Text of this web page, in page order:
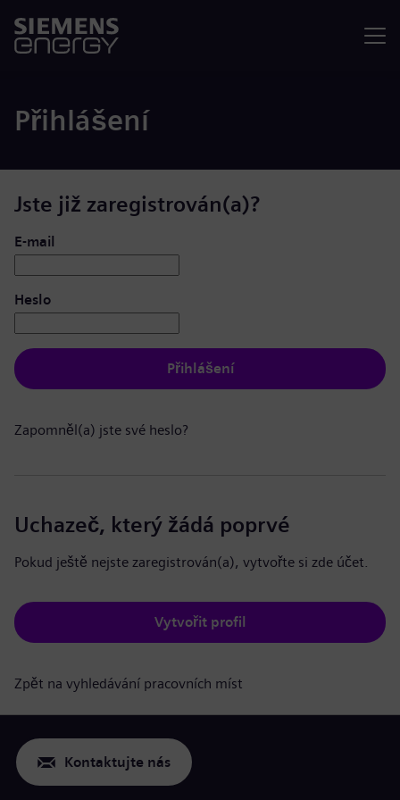
Přihlášení
Jste již zaregistrován(a)?
Přihlášení: uživatel a heslo
E-mail
Heslo
Přihlášení
Zapomněl(a) jste své heslo?
Uchazeč, který žádá poprvé
Pokud ještě nejste zaregistrován(a), vytvořte si zde účet.
Vytvořit profil
Zpět na vyhledávání pracovních míst
Kontaktujte nás